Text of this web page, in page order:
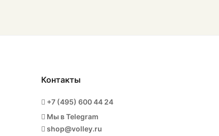
Контакты
+7 (495) 600 44 24
Мы в Telegram
shop@volley.ru